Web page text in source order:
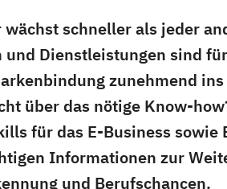
wächst schneller als jeder
und Dienstleistungen sind
zunehmend
über das nötige Know-
für das E-Business
Informationen zur
und Berufschancen.